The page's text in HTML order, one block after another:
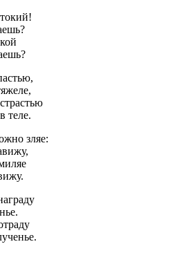
теле.
зляе: